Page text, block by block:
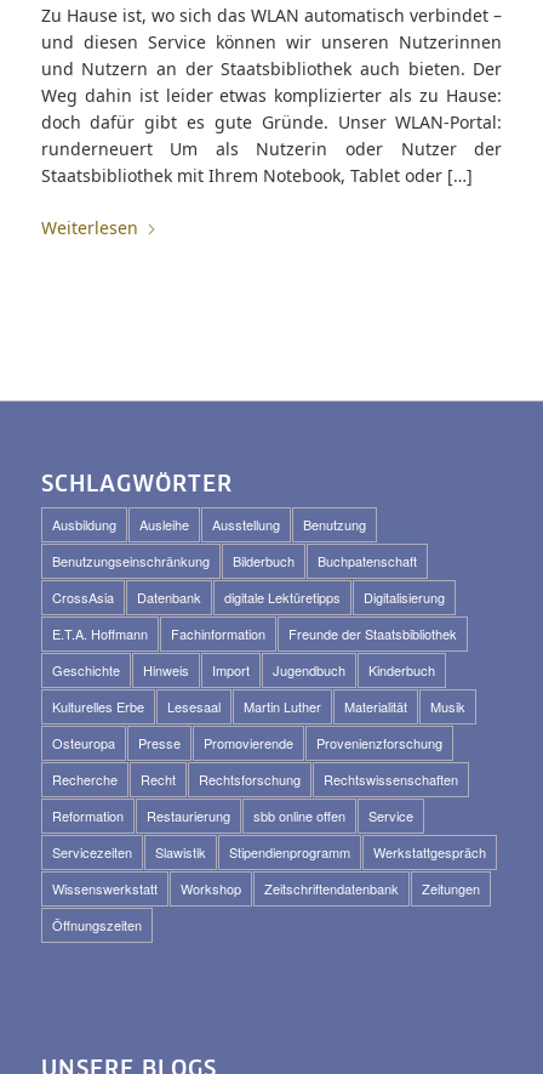
Zu Hause ist, wo sich das WLAN automatisch verbindet –
und diesen Service können wir unseren Nutzerinnen
und Nutzern an der Staatsbibliothek auch bieten. Der
Weg dahin ist leider etwas komplizierter als zu Hause:
doch dafür gibt es gute Gründe. Unser WLAN-Portal:
runderneuert Um als Nutzerin oder Nutzer der
Staatsbibliothek mit Ihrem Notebook, Tablet oder […]
Weiterlesen
SCHLAGWÖRTER
Ausbildung Ausleihe Ausstellung
Benutzung
Benutzungseinschränkung
Bilderbuch
Buchpatenschaft
CrossAsia
Datenbank digitale Lektüretipps
Digitalisierung
E.T.A. Hoffmann
Fachinformation
Freunde der Staatsbibliothek
Geschichte
Hinweis Import Jugendbuch
Kinderbuch
Kulturelles Erbe
Lesesaal Martin Luther Materialität
Musik
Osteuropa
Presse Promovierende
Provenienzforschung
Recherche
Recht Rechtsforschung
Rechtswissenschaften
Reformation
Restaurierung sbb online offen
Service
Servicezeiten
Slawistik Stipendienprogramm
Werkstattgespräch
Wissenswerkstatt
Workshop Zeitschriftendatenbank
Zeitungen
Öffnungszeiten